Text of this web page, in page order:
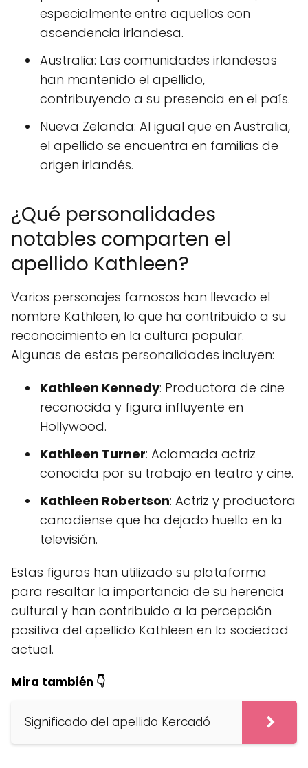
especialmente entre aquellos con
ascendencia irlandesa.
Australia: Las comunidades irlandesas
han mantenido el apellido,
contribuyendo a su presencia en el país.
Nueva Zelanda: Al igual que en Australia,
el apellido se encuentra en familias de
origen irlandés.
¿Qué personalidades
notables comparten el
apellido Kathleen?
Varios personajes famosos han llevado el
nombre Kathleen, lo que ha contribuido a su
reconocimiento en la cultura popular.
Algunas de estas personalidades incluyen:
Kathleen Kennedy: Productora de cine
reconocida y figura influyente en
Hollywood.
Kathleen Turner: Aclamada actriz
conocida por su trabajo en teatro y cine.
Kathleen Robertson: Actriz y productora
canadiense que ha dejado huella en la
televisión.
Estas figuras han utilizado su plataforma
para resaltar la importancia de su herencia
cultural y han contribuido a la percepción
positiva del apellido Kathleen en la sociedad
actual.
Mira también 👇
Significado del apellido Kercadó